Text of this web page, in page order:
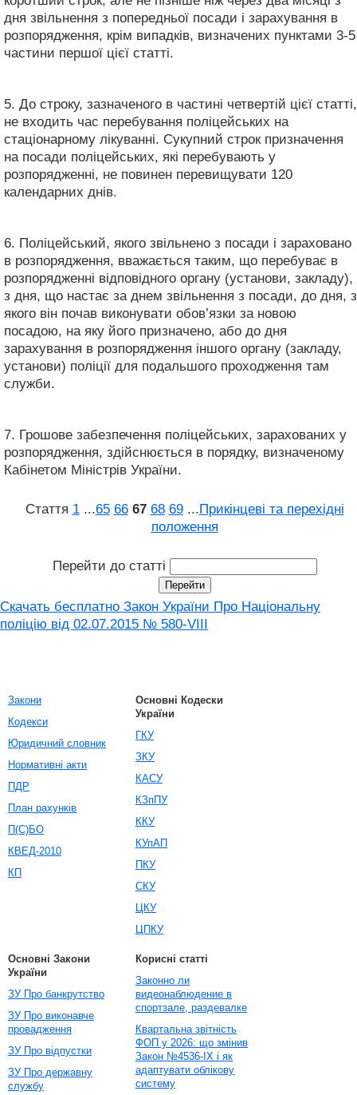
дня звільнення з попередньої посади і зарахування в
розпорядження, крім випадків, визначених пунктами 3-5
частини першої цієї статті.
5. До строку, зазначеного в частині четвертій цієї статті,
не входить час перебування поліцейських на
стаціонарному лікуванні. Сукупний строк призначення
на посади поліцейських, які перебувають у
розпорядженні, не повинен перевищувати 120
календарних днів.
6. Поліцейський, якого звільнено з посади і зараховано
в розпорядження, вважається таким, що перебуває в
розпорядженні відповідного органу (установи, закладу),
з дня, що настає за днем звільнення з посади, до дня, з
якого він почав виконувати обов’язки за новою
посадою, на яку його призначено, або до дня
зарахування в розпорядження іншого органу (закладу,
установи) поліції для подальшого проходження там
служби.
7. Грошове забезпечення поліцейських, зарахованих у
розпорядження, здійснюється в порядку, визначеному
Кабінетом Міністрів України.
Стаття 1 ...65 66 67 68 69 ...Прикінцеві та перехідні
положення
Перейти до статті
Скачать бесплатно Закон України Про Національну
поліцію від 02.07.2015 № 580-VIII
Закони
Кодекси
Юридичний словник
Нормативні акти
ПДР
План рахунків
П(С)БО
КВЕД-2010
КП
Основні Кодески
України
ГКУ
ЗКУ
КАСУ
КЗпПУ
ККУ
КУпАП
ПКУ
СКУ
ЦКУ
ЦПКУ
Основні Закони
України
ЗУ Про банкрутство
ЗУ Про виконавче
провадження
ЗУ Про відпустки
ЗУ Про державну
службу
Корисні статті
Законно ли
видеонаблюдение в
спортзале, раздевалке
Квартальна звітність
ФОП у 2026: що змінив
Закон №4536-IX і як
адаптувати облікову
систему